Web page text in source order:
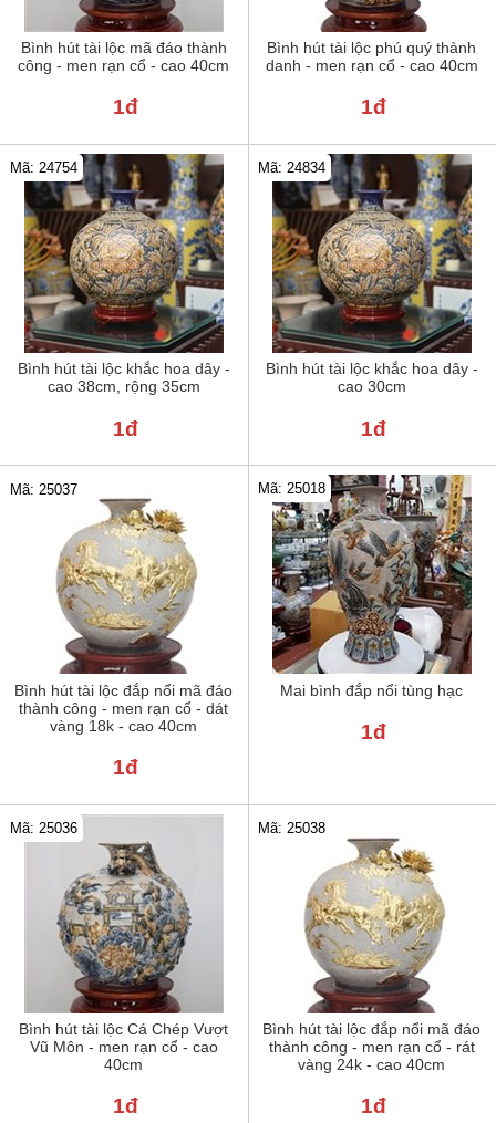
Bình hút tài lộc mã đáo thành
công - men rạn cổ - cao 40cm
1đ
Bình hút tài lộc phú quý thành
danh - men rạn cổ - cao 40cm
1đ
Bình hút tài lộc khắc hoa dây -
cao 38cm, rộng 35cm
Mã: 24754
1đ
Bình hút tài lộc khắc hoa dây -
cao 30cm
Mã: 24834
1đ
Bình hút tài lộc đắp nổi mã đáo
thành công - men rạn cổ - dát
vàng 18k - cao 40cm
Mã: 25037
1đ
Mai bình đắp nổi tùng hạc
Mã: 25018
1đ
Bình hút tài lộc Cá Chép Vượt
Vũ Môn - men rạn cổ - cao
40cm
Mã: 25036
1đ
Bình hút tài lộc đắp nổi mã đáo
thành công - men rạn cổ - rát
vàng 24k - cao 40cm
Mã: 25038
1đ